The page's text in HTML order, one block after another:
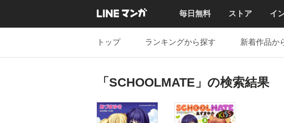
毎日無料 ストア イ
トップ ランキングから探す 新着作品か
「SCHOOLMATE」の検索結果